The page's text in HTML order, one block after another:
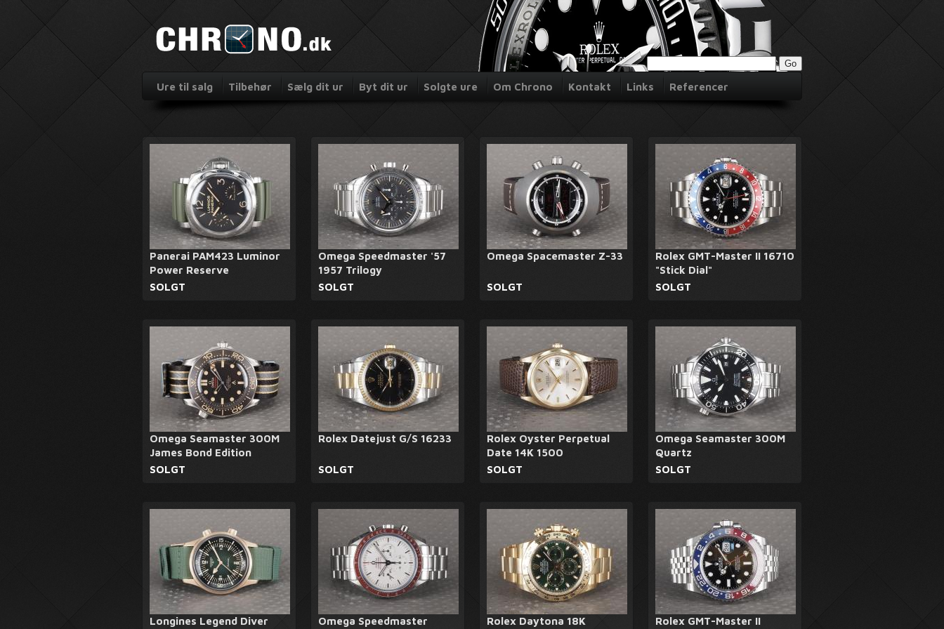
Ure til salg Tilbehør Sælg dit ur Byt dit ur Solgte ure Om Chrono Kontakt Links Referencer
Panerai PAM423 Luminor
Power Reserve
SOLGT
Omega Speedmaster '57
1957 Trilogy
SOLGT
Omega Spacemaster Z-33
SOLGT
Rolex GMT-Master II 16710
"Stick Dial"
SOLGT
Omega Seamaster 300M
James Bond Edition
SOLGT
Rolex Datejust G/S 16233
SOLGT
Rolex Oyster Perpetual
Date 14K 1500
SOLGT
Omega Seamaster 300M
Quartz
SOLGT
Longines Legend Diver Omega Speedmaster Rolex Daytona 18K Rolex GMT-Master II